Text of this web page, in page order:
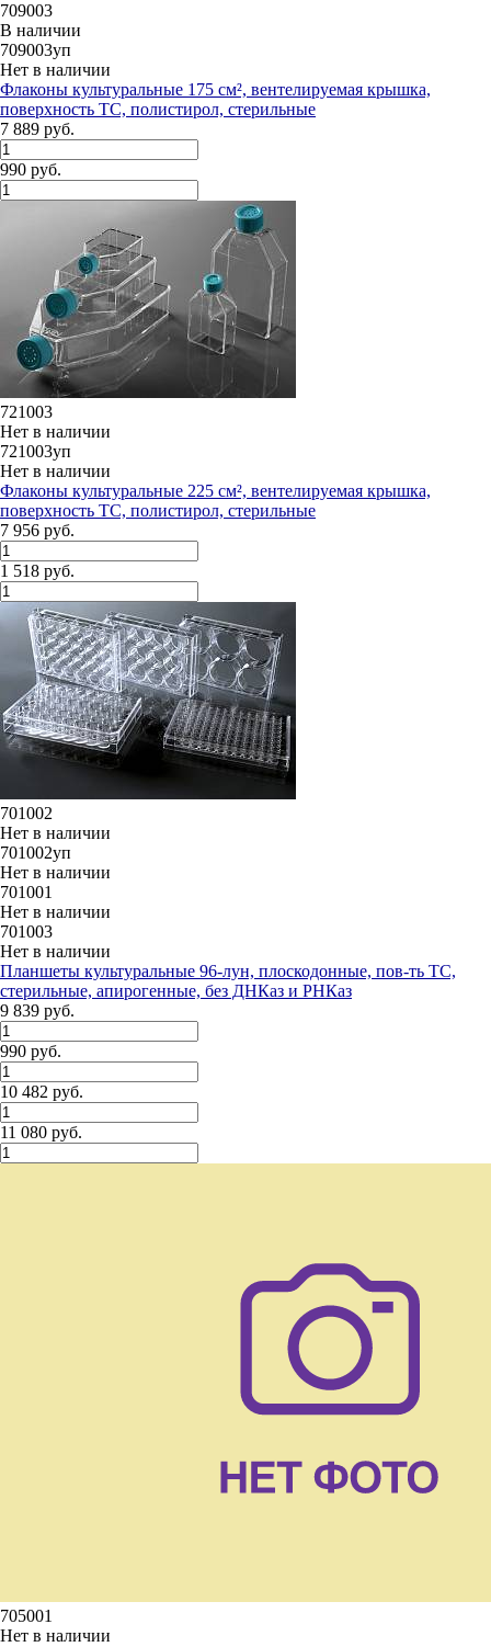
709003
В наличии
709003уп
Нет в наличии
Флаконы культуральные 175 см², вентелируемая крышка,
поверхность ТС, полистирол, стерильные
7 889 руб.
990 руб.
721003
Нет в наличии
721003уп
Нет в наличии
Флаконы культуральные 225 см², вентелируемая крышка,
поверхность ТС, полистирол, стерильные
7 956 руб.
1 518 руб.
701002
Нет в наличии
701002уп
Нет в наличии
701001
Нет в наличии
701003
Нет в наличии
Планшеты культуральные 96-лун, плоскодонные, пов-ть ТС,
стерильные, апирогенные, без ДНКаз и РНКаз
9 839 руб.
990 руб.
10 482 руб.
11 080 руб.
705001
Нет в наличии